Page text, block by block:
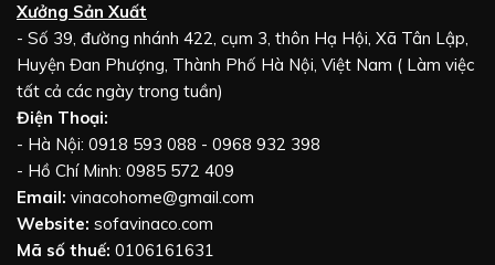
Xưởng Sản Xuất
- Số 39, đường nhánh 422, cụm 3, thôn Hạ Hội, Xã Tân Lập,
Huyện Đan Phượng, Thành Phố Hà Nội, Việt Nam ( Làm việc
tất cả các ngày trong tuần)
Điện Thoại:
- Hà Nội: 0918 593 088 - 0968 932 398
- Hồ Chí Minh: 0985 572 409
Email: vinacohome@gmail.com
Website: sofavinaco.com
Mã số thuế: 0106161631